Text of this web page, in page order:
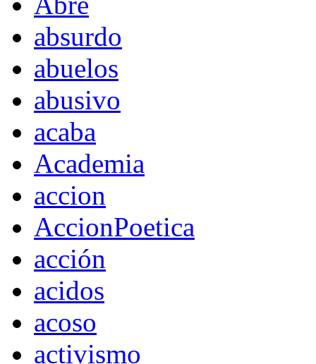
absurdo
abuelos
abusivo
acaba
Academia
accion
AccionPoetica
acción
acidos
acoso
activismo